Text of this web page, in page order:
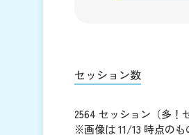
セッション数
2564 セッション（多！
※画像は 11/13 時点のも